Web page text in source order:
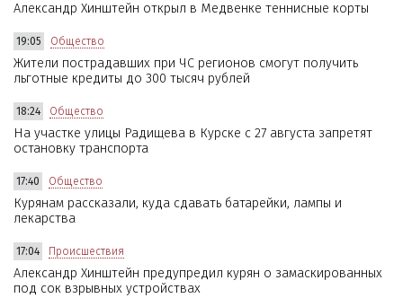
Александр Хинштейн открыл в Медвенке теннисные корты
19:05 Общество
Жители пострадавших при ЧС регионов смогут получить
льготные кредиты до 300 тысяч рублей
18:24 Общество
На участке улицы Радищева в Курске с 27 августа запретят
остановку транспорта
17:40 Общество
Курянам рассказали, куда сдавать батарейки, лампы и
лекарства
17:04 Происшествия
Александр Хинштейн предупредил курян о замаскированных
под сок взрывных устройствах